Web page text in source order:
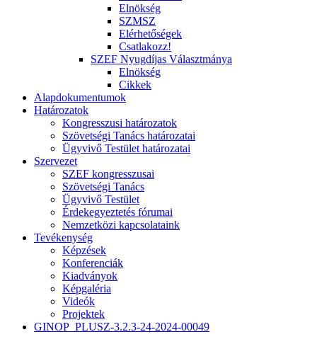
Elnökség
SZMSZ
Elérhetőségek
Csatlakozz!
SZEF Nyugdíjas Választmánya
Elnökség
Cikkek
Alapdokumentumok
Határozatok
Kongresszusi határozatok
Szövetségi Tanács határozatai
Ügyvivő Testület határozatai
Szervezet
SZEF kongresszusai
Szövetségi Tanács
Ügyvivő Testület
Érdekegyeztetés fórumai
Nemzetközi kapcsolataink
Tevékenység
Képzések
Konferenciák
Kiadványok
Képgaléria
Videók
Projektek
GINOP_PLUSZ-3.2.3-24-2024-00049